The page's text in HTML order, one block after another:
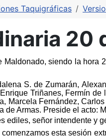
Taquigráficas
20
Maldonado, siendo la hora
S. de Zumarán,
Triñanes, Fermín
Marcela Fernández,
de Armas. Preside el acto:
ediles, señor intendente y
esta sesión